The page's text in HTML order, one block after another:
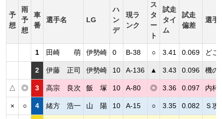
予
想
雨
予
想
車
番
選手名 LG
ハ
ン
デ
現ラ
ンク
ス
タ
ー
ト
試走
タイ
ム
試走
偏差
選手
1 田崎 萌 伊勢崎 0 B-38 ○ 3.41 0.069 どこ
2 伊藤 正司 伊勢崎 10 A-136 ▲ 3.43 0.096 機の
△ ◎ 3 高宗 良次 飯 塚 10 A-80 ◎ 3.36 0.097 内枠
× ○ 4 緒方 浩一 山 陽 10 A-15 ○ 3.35 0.082 Ｓ攻